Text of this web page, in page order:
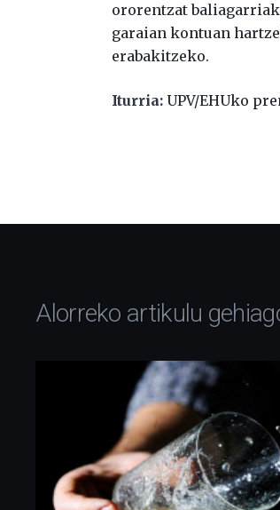
ororentzat
garaian kontuan
erabakitzeko.
Iturria: UPV/EHUko
Alorreko artikulu